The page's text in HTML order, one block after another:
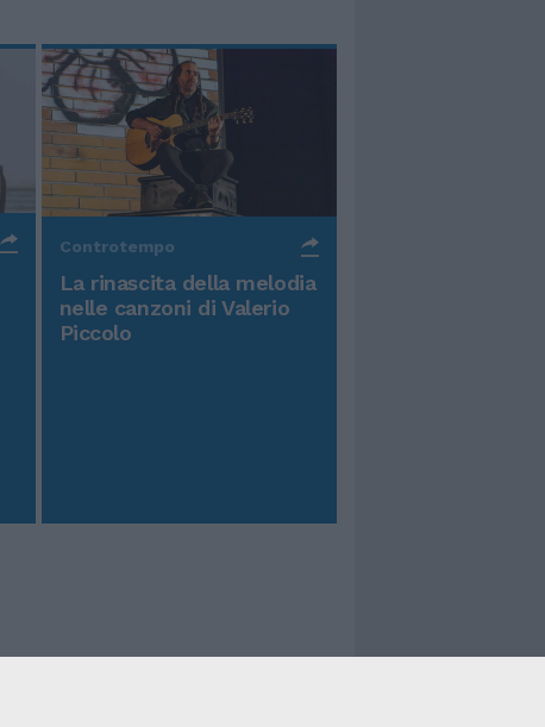
Controtempo
La rinascita della melodia
nelle canzoni di Valerio
Piccolo